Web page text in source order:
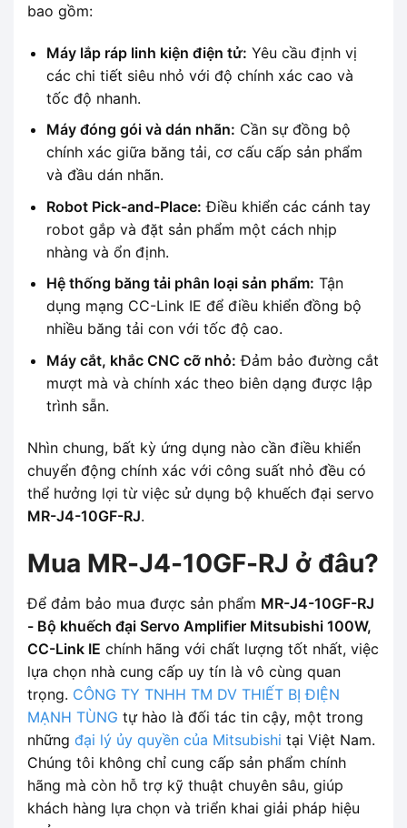
bao gồm:
Máy lắp ráp linh kiện điện tử: Yêu cầu định vị
các chi tiết siêu nhỏ với độ chính xác cao và
tốc độ nhanh.
Máy đóng gói và dán nhãn: Cần sự đồng bộ
chính xác giữa băng tải, cơ cấu cấp sản phẩm
và đầu dán nhãn.
Robot Pick-and-Place: Điều khiển các cánh tay
robot gắp và đặt sản phẩm một cách nhịp
nhàng và ổn định.
Hệ thống băng tải phân loại sản phẩm: Tận
dụng mạng CC-Link IE để điều khiển đồng bộ
nhiều băng tải con với tốc độ cao.
Máy cắt, khắc CNC cỡ nhỏ: Đảm bảo đường cắt
mượt mà và chính xác theo biên dạng được lập
trình sẵn.
Nhìn chung, bất kỳ ứng dụng nào cần điều khiển
chuyển động chính xác với công suất nhỏ đều có
thể hưởng lợi từ việc sử dụng bộ khuếch đại servo
MR-J4-10GF-RJ.
Mua MR-J4-10GF-RJ ở đâu?
Để đảm bảo mua được sản phẩm MR-J4-10GF-RJ
- Bộ khuếch đại Servo Amplifier Mitsubishi 100W,
CC-Link IE chính hãng với chất lượng tốt nhất, việc
lựa chọn nhà cung cấp uy tín là vô cùng quan
trọng. CÔNG TY TNHH TM DV THIẾT BỊ ĐIỆN
MẠNH TÙNG tự hào là đối tác tin cậy, một trong
những đại lý ủy quyền của Mitsubishi tại Việt Nam.
Chúng tôi không chỉ cung cấp sản phẩm chính
hãng mà còn hỗ trợ kỹ thuật chuyên sâu, giúp
khách hàng lựa chọn và triển khai giải pháp hiệu